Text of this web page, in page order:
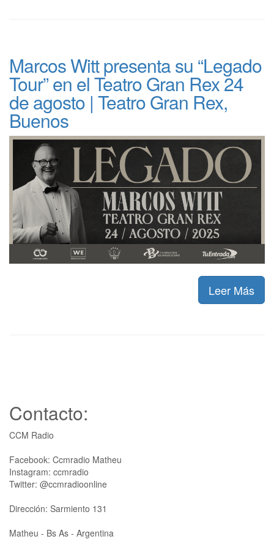
Marcos Witt presenta su “Legado
Tour” en el Teatro Gran Rex 24
de agosto | Teatro Gran Rex,
Buenos
Leer Más
Contacto:
CCM Radio
Facebook: Ccmradio Matheu
Instagram: ccmradio
Twitter: @ccmradioonline
Dirección: Sarmiento 131
Matheu - Bs As - Argentina